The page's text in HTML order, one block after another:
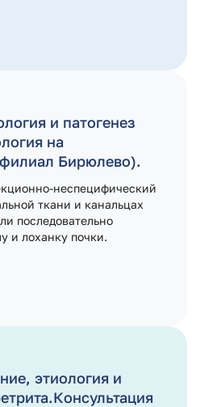
и патогенез
на
Бирюлево).
неспецифический
ткани и канальцах
последовательно
и лоханку почки.
этиология и